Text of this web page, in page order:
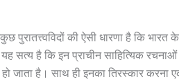
पुरातत्त्वविदों की ऐसी धारणा है कि भारत
सत्य है कि इन प्राचीन साहित्यिक
जाता है। साथ ही इनका तिरस्कार करना